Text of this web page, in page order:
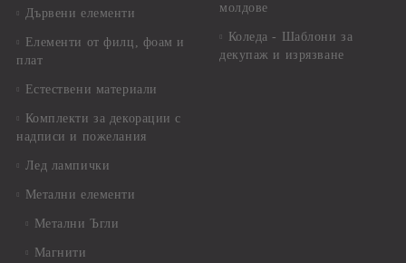
Дървени елементи
Елементи от филц, фоам и
плат
Естествени материали
Комплекти за декорации с
надписи и пожелания
Лед лампички
Метални елементи
Метални Ъгли
Магнити
молдове
Коледа - Шаблони за
декупаж и изрязване